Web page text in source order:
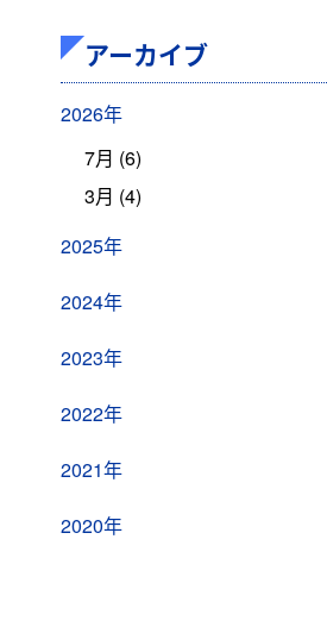
アーカイブ
2026年
7月 (6)
3月 (4)
2025年
2024年
2023年
2022年
2021年
2020年